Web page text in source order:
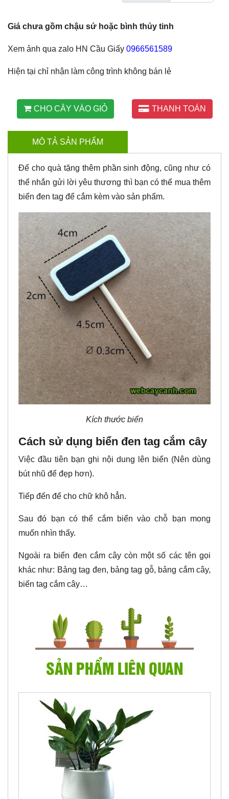
Giá chưa gồm chậu sứ hoặc bình thủy tinh
Xem ảnh qua zalo HN Cầu Giấy 0966561589
Hiện tại chỉ nhận làm công trình không bán lẻ
CHO CÂY VÀO GIỎ THANH TOÁN
MÔ TẢ SẢN PHẨM
Để cho quà tặng thêm phần sinh động, cũng như có
thể nhắn gửi lời yêu thương thì bạn có thể mua thêm
biển đen tag để cắm kèm vào sản phẩm.
Kích thước biển
Cách sử dụng biển đen tag cắm cây
Việc đầu tiên bạn ghi nội dung lên biển (Nên dùng
bút nhũ để đẹp hơn).
Tiếp đến để cho chữ khô hẳn.
Sau đó bạn có thể cắm biển vào chỗ bạn mong
muốn nhìn thấy.
Ngoài ra biển đen cắm cây còn một số các tên gọi
khác như: Bảng tag đen, bảng tag gỗ, bảng cắm cây,
biển tag cắm cây…
SẢN PHẨM LIÊN QUAN